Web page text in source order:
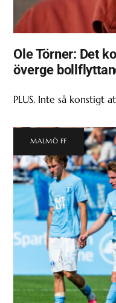
Ole Törner: Det
överge
PLUS. Inte så konstigt
MALMÖ FF